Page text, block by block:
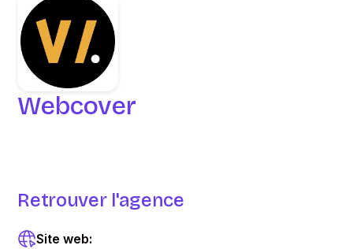
Webcover
Retrouver l'agence
Site web: